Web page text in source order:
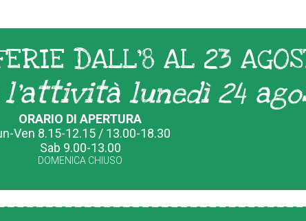
DALL'8 AL 23
l'attività lunedì 24
ORARIO DI APERTURA
Ven 8.15-12.15 / 13.00-18.30
Sab 9.00-13.00
DOMENICA CHIUSO